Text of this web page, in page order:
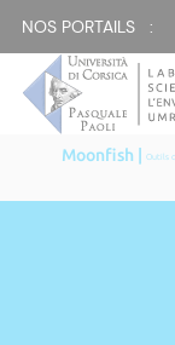
NOS PORTAILS :
Moonfish |Outils